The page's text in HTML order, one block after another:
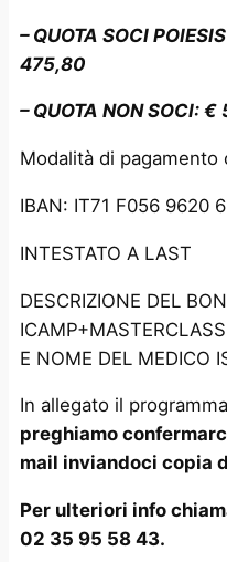
– QUOTA SOCI
475,80
– QUOTA NON SOCI: €
Modalità di pagamento
IBAN: IT71 F056 9620
INTESTATO A LAST
DESCRIZIONE DEL
E NOME DEL MEDICO
In allegato il
preghiamo
mail inviandoci copia
Per ulteriori info
02 35 95 58 43.